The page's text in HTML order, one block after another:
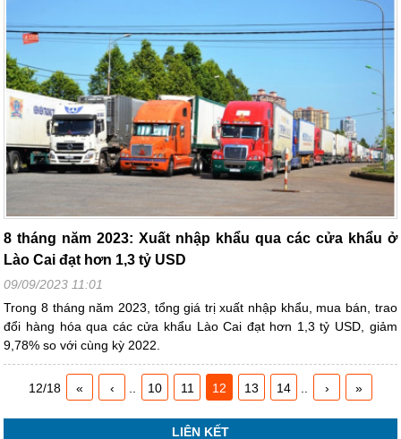
8 tháng năm 2023: Xuất nhập khẩu qua các cửa khẩu ở
Lào Cai đạt hơn 1,3 tỷ USD
09/09/2023 11:01
Trong 8 tháng năm 2023, tổng giá trị xuất nhập khẩu, mua bán, trao
đổi hàng hóa qua các cửa khẩu Lào Cai đạt hơn 1,3 tỷ USD, giảm
9,78% so với cùng kỳ 2022.
12/18 « ‹ 10 11 12 13 14 › »
LIÊN KẾT